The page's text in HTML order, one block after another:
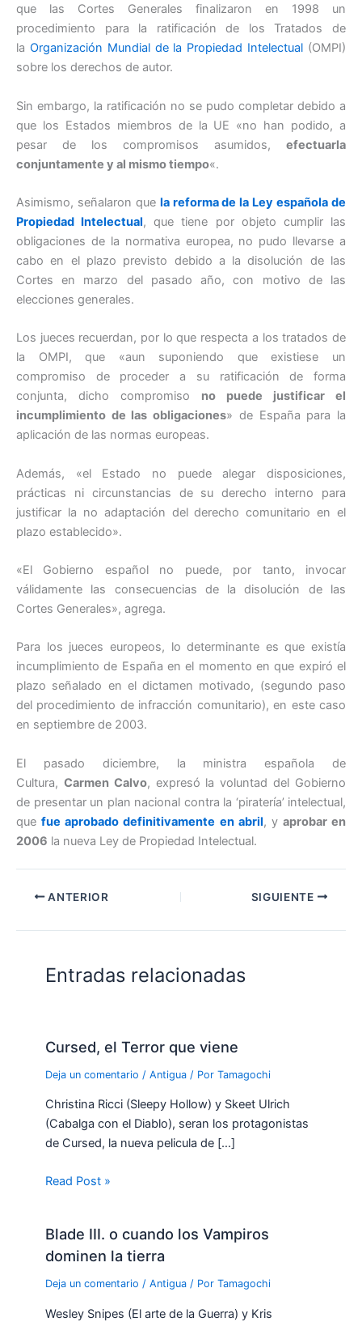
que las Cortes Generales finalizaron en 1998 un
procedimiento para la ratificación de los Tratados de
la Organización Mundial de la Propiedad Intelectual (OMPI)
sobre los derechos de autor.
Sin embargo, la ratificación no se pudo completar debido a
que los Estados miembros de la UE «no han podido, a
pesar de los compromisos asumidos, efectuarla
conjuntamente y al mismo tiempo«.
Asimismo, señalaron que la reforma de la Ley española de
Propiedad Intelectual, que tiene por objeto cumplir las
obligaciones de la normativa europea, no pudo llevarse a
cabo en el plazo previsto debido a la disolución de las
Cortes en marzo del pasado año, con motivo de las
elecciones generales.
Los jueces recuerdan, por lo que respecta a los tratados de
la OMPI, que «aun suponiendo que existiese un
compromiso de proceder a su ratificación de forma
conjunta, dicho compromiso no puede justificar el
incumplimiento de las obligaciones» de España para la
aplicación de las normas europeas.
Además, «el Estado no puede alegar disposiciones,
prácticas ni circunstancias de su derecho interno para
justificar la no adaptación del derecho comunitario en el
plazo establecido».
«El Gobierno español no puede, por tanto, invocar
válidamente las consecuencias de la disolución de las
Cortes Generales», agrega.
Para los jueces europeos, lo determinante es que existía
incumplimiento de España en el momento en que expiró el
plazo señalado en el dictamen motivado, (segundo paso
del procedimiento de infracción comunitario), en este caso
en septiembre de 2003.
El pasado diciembre, la ministra española de
Cultura, Carmen Calvo, expresó la voluntad del Gobierno
de presentar un plan nacional contra la ‘piratería’ intelectual,
quefue aprobado definitivamente en abril, y aprobar en
2006 la nueva Ley de Propiedad Intelectual.
ANTERIOR SIGUIENTE
Entradas relacionadas
Cursed, el Terror que viene
Deja un comentario /Antigua / PorTamagochi
Christina Ricci (Sleepy Hollow) y Skeet Ulrich
(Cabalga con el Diablo), seran los protagonistas
de Cursed, la nueva pelicula de […]
Read Post »
Blade III. o cuando los Vampiros
dominen la tierra
Deja un comentario /Antigua / PorTamagochi
Wesley Snipes (El arte de la Guerra) y Kris